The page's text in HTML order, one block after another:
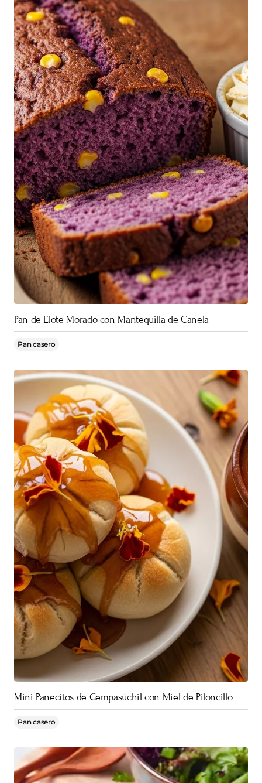
Pan de Elote Morado con Mantequilla de Canela
Pan casero
Mini Panecitos de Cempasúchil con Miel de Piloncillo
Pan casero